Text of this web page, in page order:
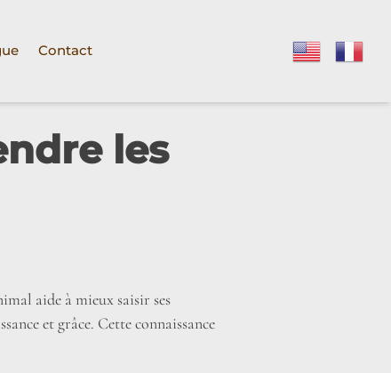
Contact
les
aide à mieux saisir ses
et grâce. Cette connaissance